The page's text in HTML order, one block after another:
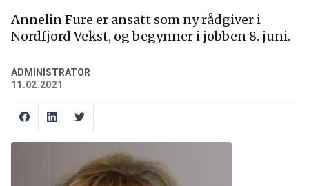
Annelin Fure er ansatt som ny rådgiver i
Nordfjord Vekst, og begynner i jobben 8. juni.
ADMINISTRATOR
11.02.2021